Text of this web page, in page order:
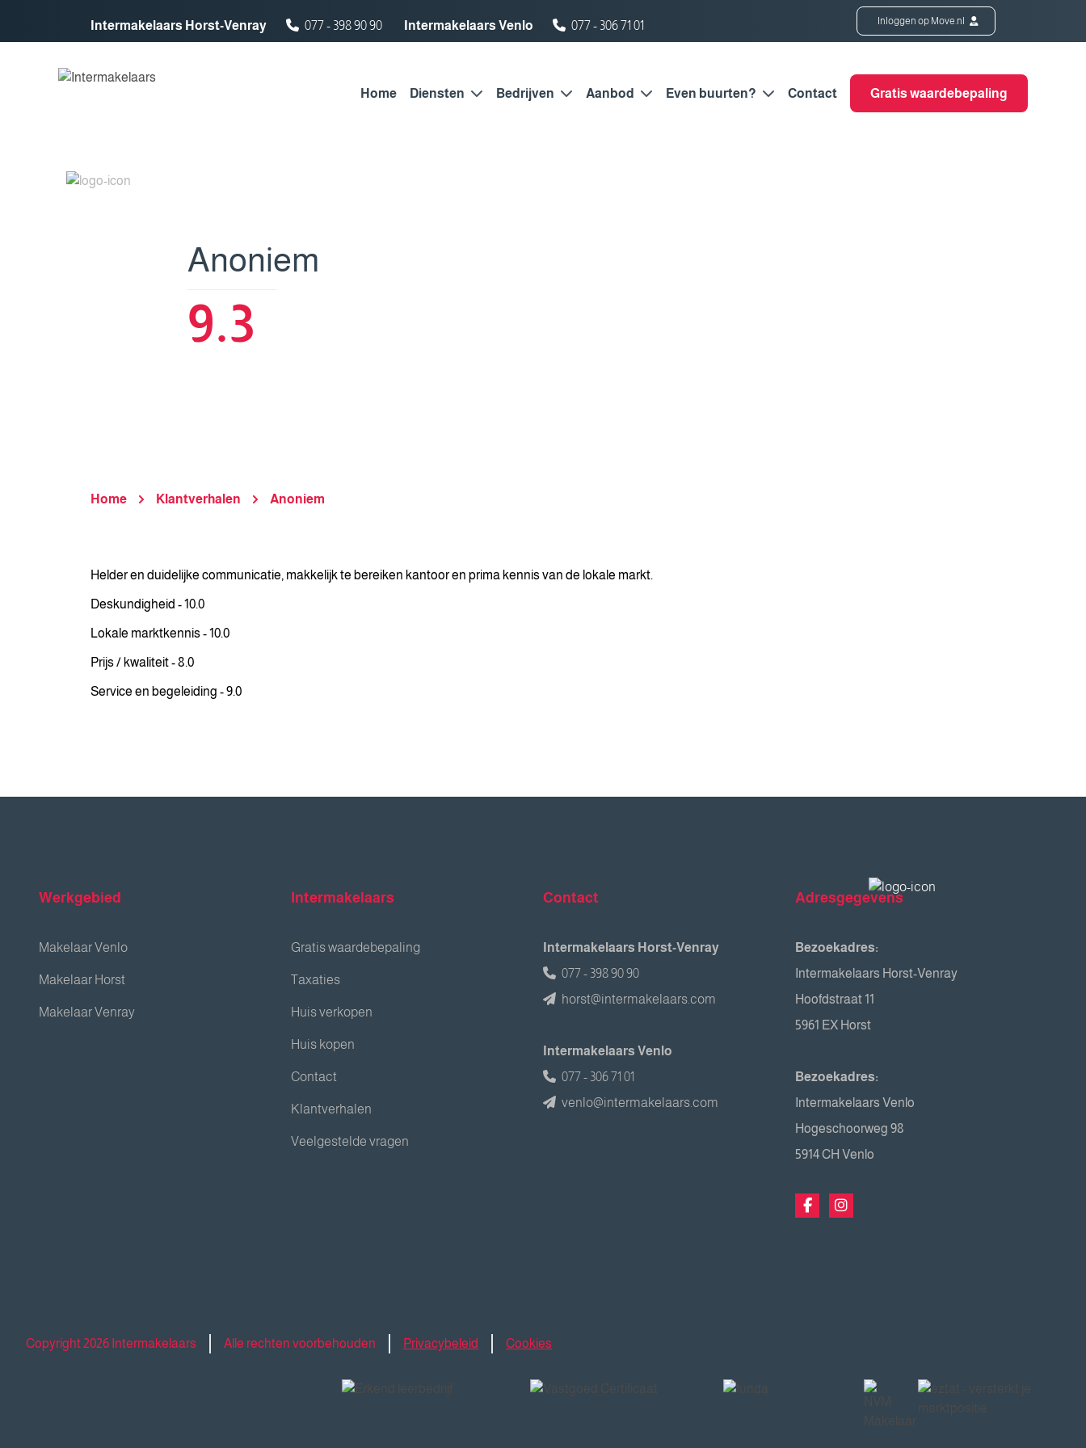
Intermakelaars Horst-Venray
077 - 398 90 90 Intermakelaars Venlo 077 - 306 71 01 Inloggen op Move.nl
Home Diensten Bedrijven Aanbod Even buurten? Contact Gratis waardebepaling
Anoniem
9.3
Home Klantverhalen Anoniem
Helder en duidelijke communicatie, makkelijk te bereiken kantoor en prima kennis van de lokale markt.
Deskundigheid - 10.0
Lokale marktkennis - 10.0
Prijs / kwaliteit - 8.0
Service en begeleiding - 9.0
Werkgebied
Makelaar Venlo
Makelaar Horst
Makelaar Venray
Intermakelaars
Gratis waardebepaling
Taxaties
Huis verkopen
Huis kopen
Contact
Klantverhalen
Veelgestelde vragen
Contact
Intermakelaars Horst-Venray
077 - 398 90 90
horst@intermakelaars.com
Intermakelaars Venlo
077 - 306 71 01
venlo@intermakelaars.com
Adresgegevens
Bezoekadres:
Intermakelaars Horst-Venray
Hoofdstraat 11
5961 EX Horst
Bezoekadres:
Intermakelaars Venlo
Hogeschoorweg 98
5914 CH Venlo
Copyright 2026 Intermakelaars Alle rechten voorbehouden Privacybeleid Cookies